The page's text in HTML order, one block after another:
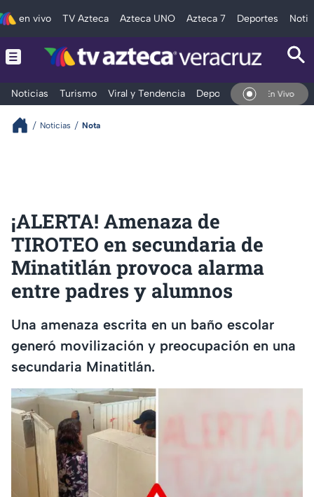
en vivo TV Azteca Azteca UNO Azteca 7 Deportes
Noticias Turismo Viral y Tendencia Deportes Espectáculos
En Vivo
Noticias Nota
¡ALERTA! Amenaza de
TIROTEO en secundaria de
Minatitlán provoca alarma
entre padres y alumnos
Una amenaza escrita en un baño escolar
generó movilización y preocupación en una
secundaria Minatitlán.